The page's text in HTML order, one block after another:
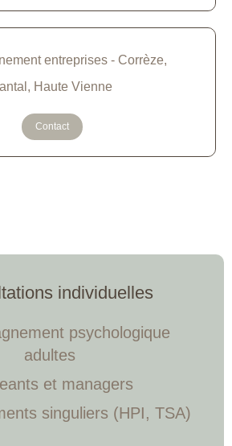
entreprises - Corrèze,
Haute Vienne
Contact
individuelles
psychologique
adultes
et managers
singuliers (HPI, TSA)